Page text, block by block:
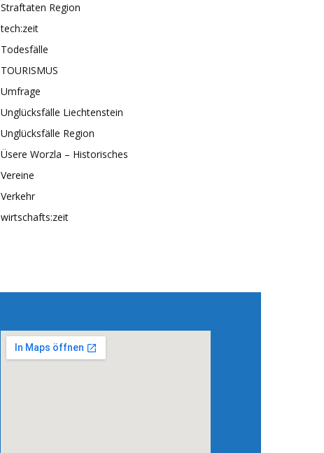
Straftaten Region
tech:zeit
Todesfälle
TOURISMUS
Umfrage
Unglücksfälle Liechtenstein
Unglücksfälle Region
Üsere Worzla – Historisches
Vereine
Verkehr
wirtschafts:zeit